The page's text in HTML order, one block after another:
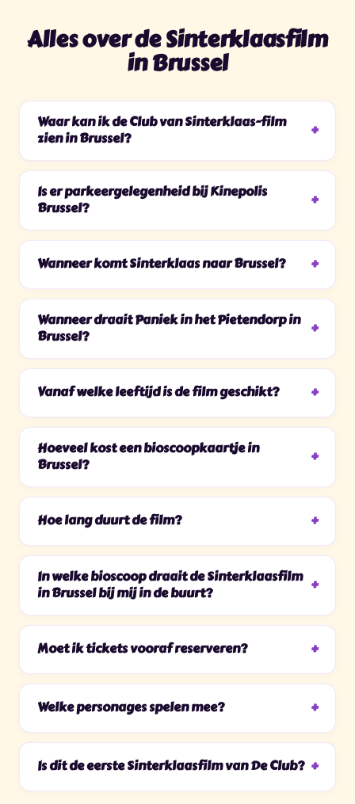
Alles over de Sinterklaasfilm
in Brussel
Waar kan ik de Club van Sinterklaas-film
zien in Brussel?
Is er parkeergelegenheid bij Kinepolis
Brussel?
Wanneer komt Sinterklaas naar Brussel?
Wanneer draait Paniek in het Pietendorp in
Brussel?
Vanaf welke leeftijd is de film geschikt?
Hoeveel kost een bioscoopkaartje in
Brussel?
Hoe lang duurt de film?
In welke bioscoop draait de Sinterklaasfilm
in Brussel bij mij in de buurt?
Moet ik tickets vooraf reserveren?
Welke personages spelen mee?
Is dit de eerste Sinterklaasfilm van De Club?